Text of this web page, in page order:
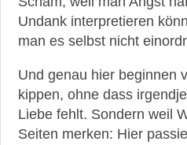
Undank interpretieren
man es selbst nicht
Und genau hier beginnen
kippen, ohne dass
Liebe fehlt. Sondern weil
Seiten merken: Hier